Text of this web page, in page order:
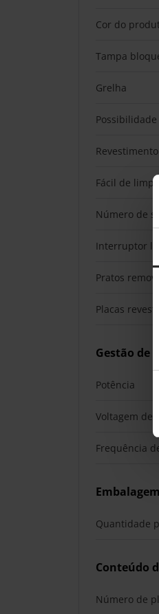
Cor do
Tampa
Grelha
Fácil de limpar
Número de
Interruptor
Pratos
Placas
Gestão de
Potência
Voltagem de
Frequência
Embalagem
Quantidade
Conteúdo
Número de